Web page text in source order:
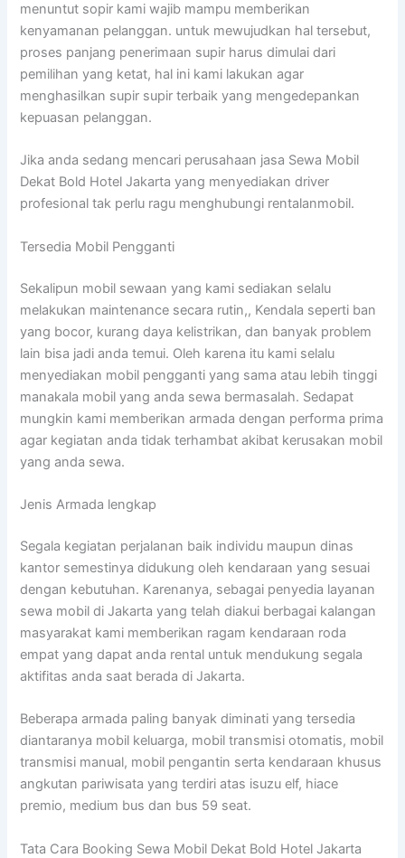
menuntut sopir kami wajib mampu memberikan
kenyamanan pelanggan. untuk mewujudkan hal tersebut,
proses panjang penerimaan supir harus dimulai dari
pemilihan yang ketat, hal ini kami lakukan agar
menghasilkan supir supir terbaik yang mengedepankan
kepuasan pelanggan.
Jika anda sedang mencari perusahaan jasa Sewa Mobil
Dekat Bold Hotel Jakarta yang menyediakan driver
profesional tak perlu ragu menghubungi rentalanmobil.
Tersedia Mobil Pengganti
Sekalipun mobil sewaan yang kami sediakan selalu
melakukan maintenance secara rutin,, Kendala seperti ban
yang bocor, kurang daya kelistrikan, dan banyak problem
lain bisa jadi anda temui. Oleh karena itu kami selalu
menyediakan mobil pengganti yang sama atau lebih tinggi
manakala mobil yang anda sewa bermasalah. Sedapat
mungkin kami memberikan armada dengan performa prima
agar kegiatan anda tidak terhambat akibat kerusakan mobil
yang anda sewa.
Jenis Armada lengkap
Segala kegiatan perjalanan baik individu maupun dinas
kantor semestinya didukung oleh kendaraan yang sesuai
dengan kebutuhan. Karenanya, sebagai penyedia layanan
sewa mobil di Jakarta yang telah diakui berbagai kalangan
masyarakat kami memberikan ragam kendaraan roda
empat yang dapat anda rental untuk mendukung segala
aktifitas anda saat berada di Jakarta.
Beberapa armada paling banyak diminati yang tersedia
diantaranya mobil keluarga, mobil transmisi otomatis, mobil
transmisi manual, mobil pengantin serta kendaraan khusus
angkutan pariwisata yang terdiri atas isuzu elf, hiace
premio, medium bus dan bus 59 seat.
Tata Cara Booking Sewa Mobil Dekat Bold Hotel Jakarta